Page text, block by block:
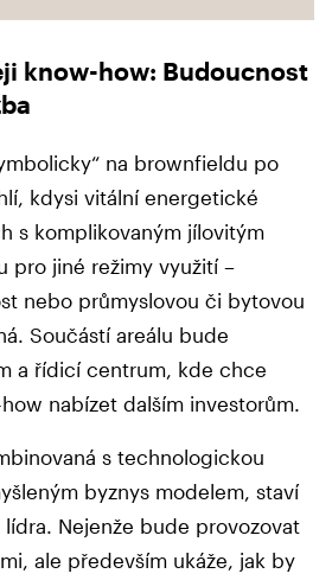
know-how: Budoucnost
na brownfieldu po
kdysi vitální energetické
s komplikovaným jílovitým
pro jiné režimy využití –
nebo průmyslovou či bytovou
Součástí areálu bude
a řídicí centrum, kde chce
nabízet dalším investorům.
s technologickou
byznys modelem, staví
lídra. Nejenže bude provozovat
ale především ukáže, jak by